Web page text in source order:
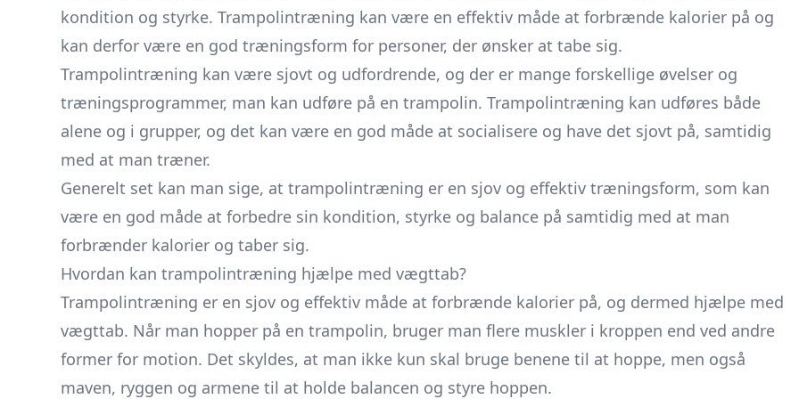
kondition og styrke. Trampolintræning kan være en effektiv måde at forbrænde kalorier på og
kan derfor være en god træningsform for personer, der ønsker at tabe sig.
Trampolintræning kan være sjovt og udfordrende, og der er mange forskellige øvelser og
træningsprogrammer, man kan udføre på en trampolin. Trampolintræning kan udføres både
alene og i grupper, og det kan være en god måde at socialisere og have det sjovt på, samtidig
med at man træner.
Generelt set kan man sige, at trampolintræning er en sjov og effektiv træningsform, som kan
være en god måde at forbedre sin kondition, styrke og balance på samtidig med at man
forbrænder kalorier og taber sig.
Hvordan kan trampolintræning hjælpe med vægttab?
Trampolintræning er en sjov og effektiv måde at forbrænde kalorier på, og dermed hjælpe med
vægttab. Når man hopper på en trampolin, bruger man flere muskler i kroppen end ved andre
former for motion. Det skyldes, at man ikke kun skal bruge benene til at hoppe, men også
maven, ryggen og armene til at holde balancen og styre hoppen.